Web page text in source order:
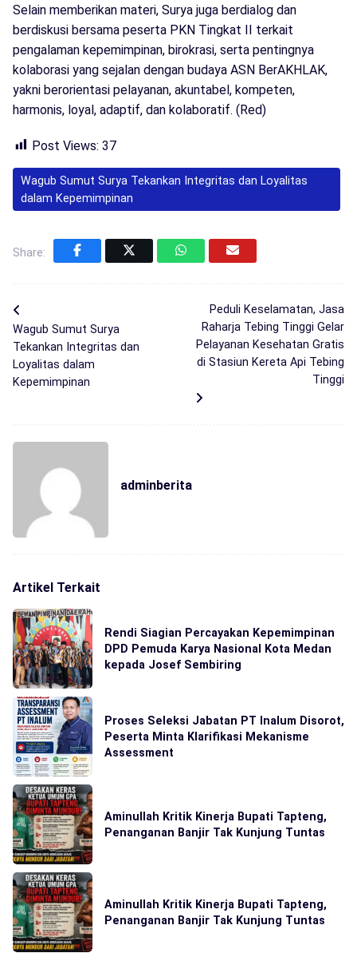
Selain memberikan materi, Surya juga berdialog dan
berdiskusi bersama peserta PKN Tingkat II terkait
pengalaman kepemimpinan, birokrasi, serta pentingnya
kolaborasi yang sejalan dengan budaya ASN BerAKHLAK,
yakni berorientasi pelayanan, akuntabel, kompeten,
harmonis, loyal, adaptif, dan kolaboratif. (Red)
Post Views: 37
Wagub Sumut Surya Tekankan Integritas dan Loyalitas
dalam Kepemimpinan
Share:
Wagub Sumut Surya
Tekankan Integritas dan
Loyalitas dalam
Kepemimpinan
Peduli Keselamatan, Jasa
Raharja Tebing Tinggi Gelar
Pelayanan Kesehatan Gratis
di Stasiun Kereta Api Tebing
Tinggi
adminberita
Artikel Terkait
Rendi Siagian Percayakan Kepemimpinan
DPD Pemuda Karya Nasional Kota Medan
kepada Josef Sembiring
Proses Seleksi Jabatan PT Inalum Disorot,
Peserta Minta Klarifikasi Mekanisme
Assessment
Aminullah Kritik Kinerja Bupati Tapteng,
Penanganan Banjir Tak Kunjung Tuntas
Aminullah Kritik Kinerja Bupati Tapteng,
Penanganan Banjir Tak Kunjung Tuntas